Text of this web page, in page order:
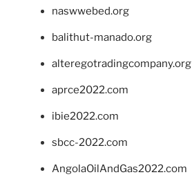
naswwebed.org
balithut-manado.org
alteregotradingcompany.org
aprce2022.com
ibie2022.com
sbcc-2022.com
AngolaOilAndGas2022.com